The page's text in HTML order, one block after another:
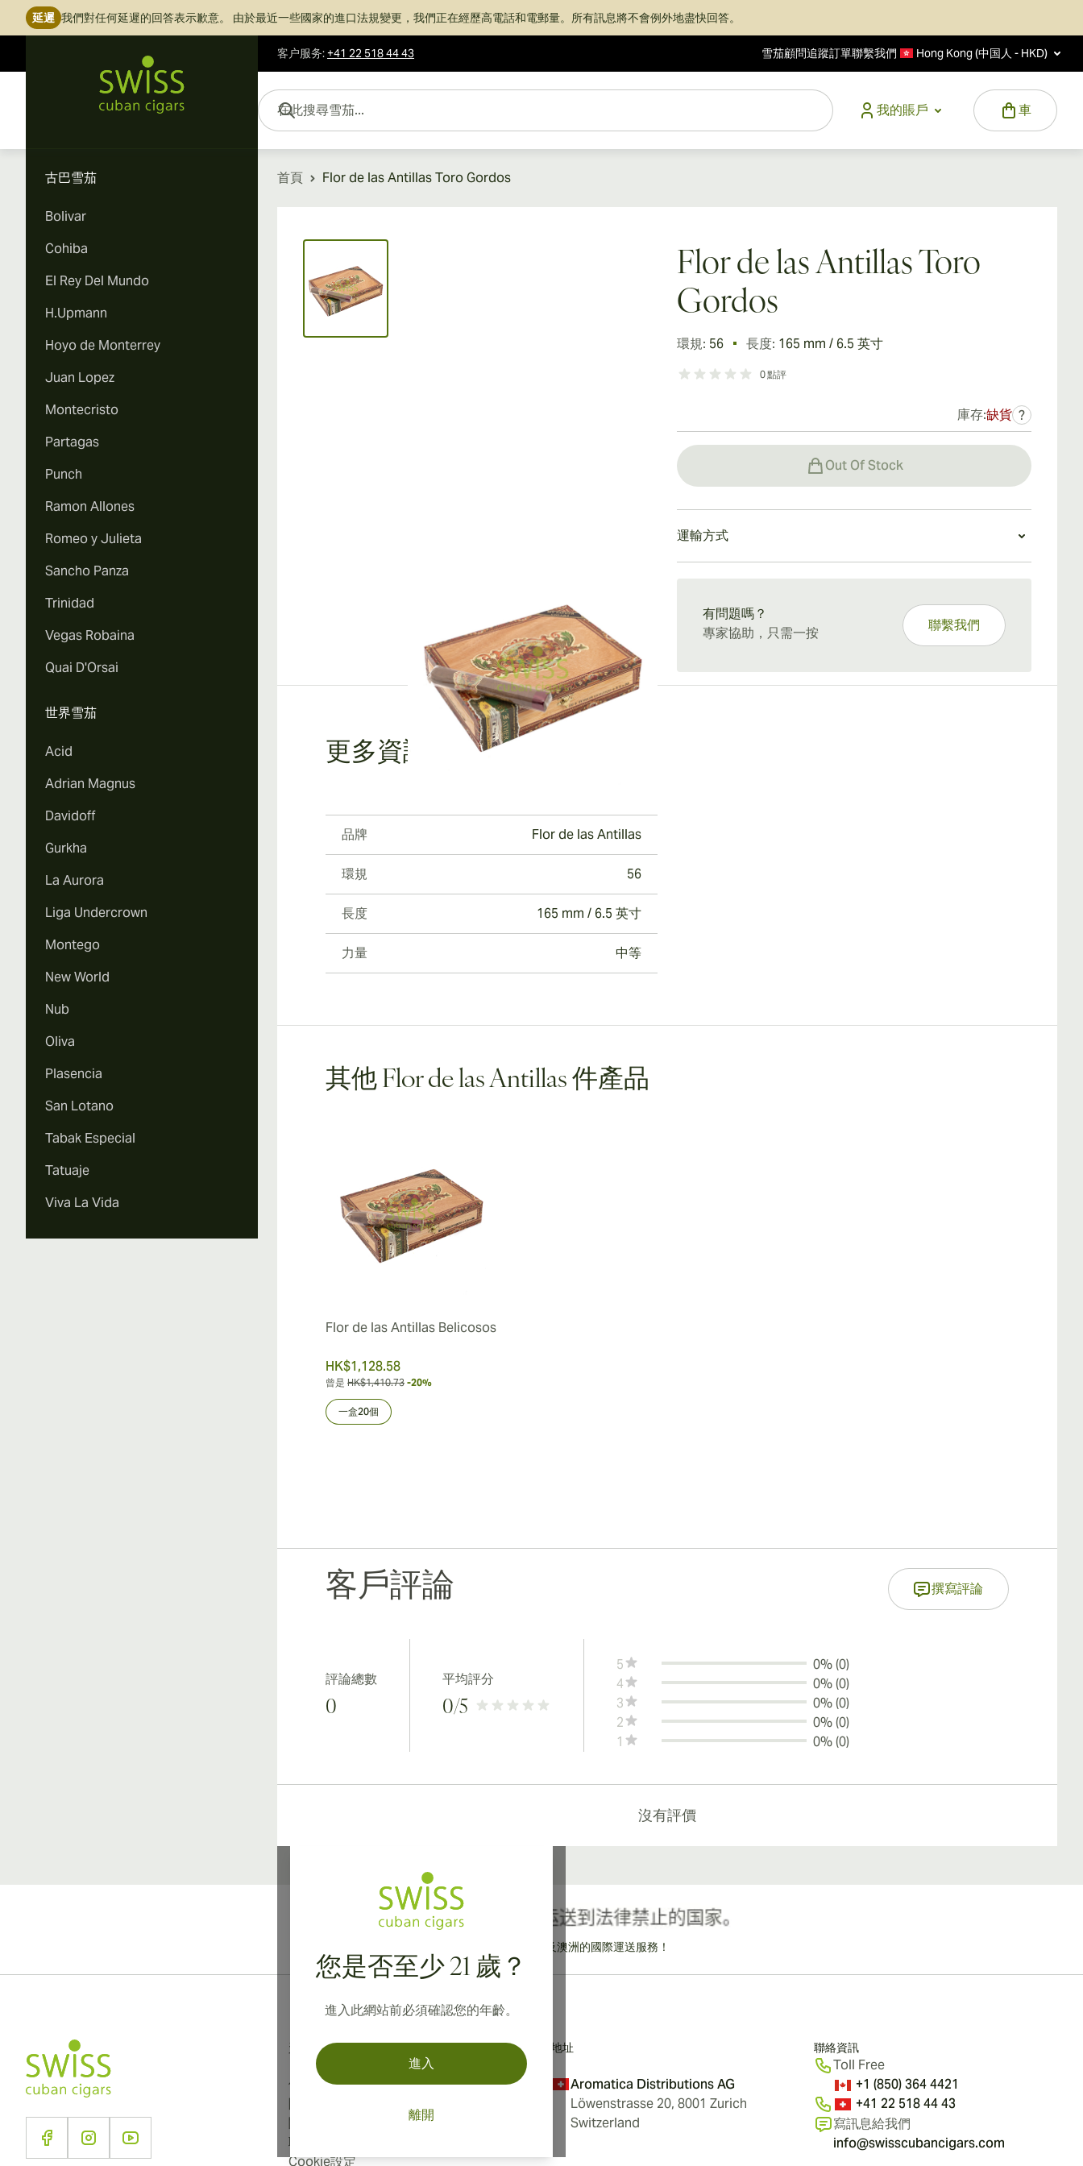
延遲 我們對任何延遲的回答表示歉意。 由於最近一些國家的進口法規變更，我們正在經歷高電話和電郵量。所有訊息將不會例外地盡快回答。
客户服务:+41 22 518 44 43 雪茄顧問追蹤訂單聯繫我們 Hong Kong (中国人 - HKD)
我的賬戶
車
在此搜尋雪茄...
古巴雪茄
Bolivar
Cohiba
El Rey Del Mundo
H.Upmann
Hoyo de Monterrey
Juan Lopez
Montecristo
Partagas
Punch
Ramon Allones
Romeo y Julieta
Sancho Panza
Trinidad
Vegas Robaina
Quai D'Orsai
世界雪茄
Acid
Adrian Magnus
Davidoff
Gurkha
La Aurora
Liga Undercrown
Montego
New World
Nub
Oliva
Plasencia
San Lotano
Tabak Especial
Tatuaje
Viva La Vida
首頁 Flor de las Antillas Toro Gordos
View larger image
Flor de las Antillas Toro
Gordos
環規: 56 長度: 165 mm / 6.5 英寸
0點評
庫存:缺貨 ?
Out Of Stock
運輸方式
有問題嗎？
專家協助，只需一按
聯繫我們
更多資訊
品牌 Flor de las Antillas
環規 56
長度 165 mm / 6.5 英寸
力量 中等
其他 Flor de las Antillas 件產品
Flor de las Antillas Belicosos
HK$1,128.58
曾是 HK$1,410.73 -20%
一盒20個
客戶評論 撰寫評論
評論總數
0
平均評分
0/5
5
0% (0)
4
0% (0)
3
0% (0)
2
0% (0)
1
0% (0)
沒有評價
您是否至少 21 歲？
進入此網站前必須確認您的年齡。
進入
離開
提供寄往加拿大、英國及澳洲的國際運送服務！
地址
Aromatica Distributions AG
Löwenstrasse 20, 8001 Zurich
Switzerland
資訊
使用條款
隱私政策
聯絡我們
Cookie設定
聯絡資訊
Toll Free
+1 (850) 364 4421
+41 22 518 44 43
寫訊息給我們
info@swisscubancigars.com